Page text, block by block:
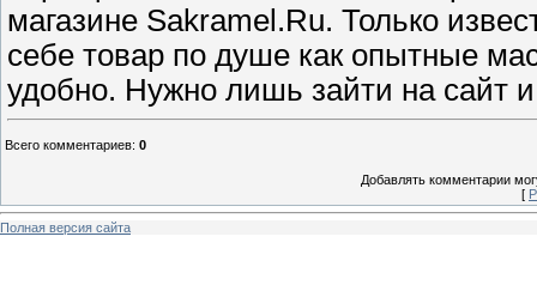
магазине Sakramel.Ru. Только
себе товар по душе как опытные
удобно. Нужно лишь зайти на сайт
Всего комментариев: 0
Добавлять комментарии
[
Полная версия сайта